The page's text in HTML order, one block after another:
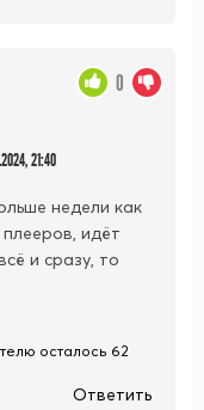
21:40
недели как
идёт
и сразу, то
0
осталось 62
Ответить